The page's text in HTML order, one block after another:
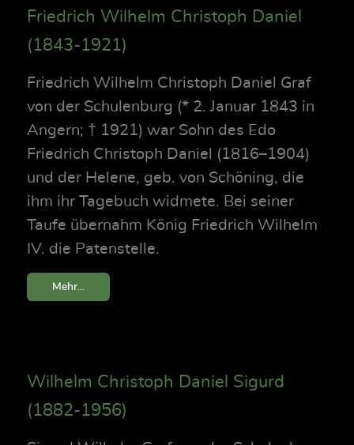
Friedrich Wilhelm Christoph Daniel
(1843-1921)
Friedrich Wilhelm Christoph Daniel Graf
von der Schulenburg (* 2. Januar 1843 in
Angern; † 1921) war Sohn des Edo
Friedrich Christoph Daniel (1816–1904)
und der Helene, geb. von Schöning, die
ihm ihr Tagebuch widmete. Bei seiner
Taufe übernahm König Friedrich Wilhelm
IV. die Patenstelle.
Mehr...
Wilhelm Christoph Daniel Sigurd
(1882-1956)